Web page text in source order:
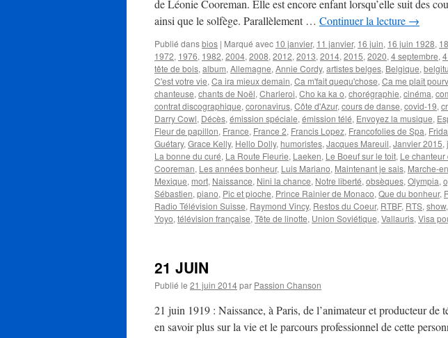
de Léonie Cooreman. Elle est encore enfant lorsqu’elle suit des
ainsi que le solfège. Parallèlement … Continuer la lecture →
Publié dansbios | Marqué avec 10 janvier, 11 janvier, 16 juin, 16 juin 1928,
1972, 1976, 1982, 2004, 2008, 2012, 2013, 2014, 2015, 2020, 4 septembre,
tête de bois, album, Allemagne, Annie Cordy, artistes belges, Belgique,
C'est votre vie, Ca ira mieux demain, Ca m'fait quequ'chose, Ca me plaît
chanteuse, chants de Noël, Charleroi, Cho ka ka o, chorégraphie, cinéma,
contrat discographique, coronavirus, Côte d'Azur, cours de danse, covid-19,
Darry Cowl, Décès, émission spéciale, émission télé, Envoyez la musique,
Fleur de papillon, France, France 2, Francis Lopez, Francofolies de Spa,
Guétary, Grace Kelly, Hello Dolly, humoristes, Jacques Mareuil, Janvier 2015,
La bonne du curé, La Route Fleurie, Laeken, Le Boeuf sur le toit, Le chanteur
Cooreman, Les années bonheur, Luis Mariano, Maintenant je sais, Marche-
Mexique, mort, Naissance, Nini la chance, Notre liberté, obsèques, Olympia,
Sébastien, piano, Pic et pioche, Prince Rainier de Monaco, Que du bonheur,
Radio Télévision Suisse, Raymond Vincy, Restos du Coeur, RTBF, RTS, show,
Yoyo, télévision française, Tête de linotte, Union Soviétique, Vallauris, Visa
21 JUIN
Publié le 21 juin 2014par Passion Chanson
21 juin 1919 : Naissance, à Paris, de l’animateur et producteur
en savoir plus sur la vie et le parcours professionnel de cette